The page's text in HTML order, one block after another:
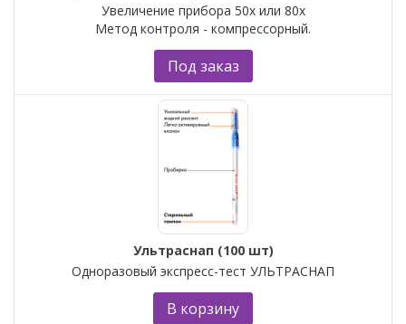
Увеличение прибора 50х или 80х
Метод контроля - компрессорный.
Под заказ
Ультраснап (100 шт)
Одноразовый экспресс-тест УЛЬТРАСНАП
В корзину